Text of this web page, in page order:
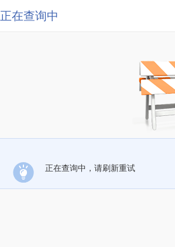
正在查询中
正在查询中，请刷新重试